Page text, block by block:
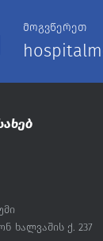
მოგვწერეთ
ხალვაშის ქ. 237